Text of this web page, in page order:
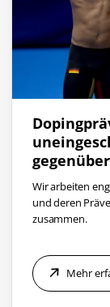
Wir arbeiten
und deren
zusammen.
Mehr